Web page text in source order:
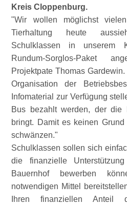
Kreis Cloppenburg.
Wir wollen möglichst
Tierhaltung heute
Schulklassen in unserem
Rundum-Sorglos-Paket
Projektpate Thomas Gardewin.
Organisation der
Infomaterial zur Verfügung
Bus bezahlt werden, der die
bringt. Damit es keinen
schwänzen.
Schulklassen sollen sich
die finanzielle
Bauernhof bewerben
notwendigen Mittel
Ihren finanziellen